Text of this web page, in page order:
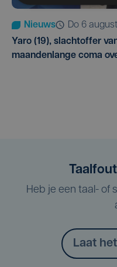
Nieuws
do 6
Yaro (19), slachtoffer
maandenlange coma
Heb je een taal- of
Laat